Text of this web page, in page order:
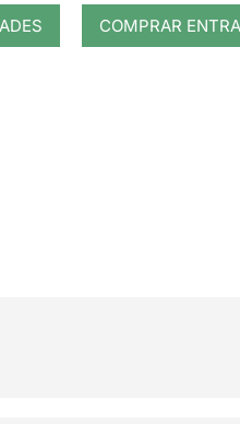
COMPRAR